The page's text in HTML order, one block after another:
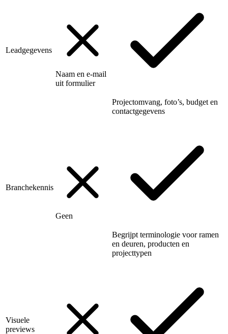
Leadgegevens
Naam en e-mail
uit formulier
Projectomvang, foto’s, budget en
contactgegevens
Branchekennis
Geen
Begrijpt terminologie voor ramen
en deuren, producten en
projecttypen
Visuele
previews